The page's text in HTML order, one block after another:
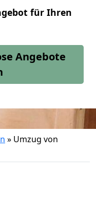
für Ihren
Angebote
» Umzug von